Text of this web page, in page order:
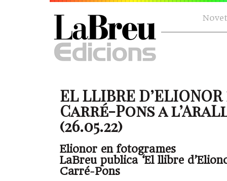
EL LLIBRE
Carré-Pons a
(26.05.22)
Elionor en fotogrames
LaBreu publica ‘El llibre
Carré-Pons